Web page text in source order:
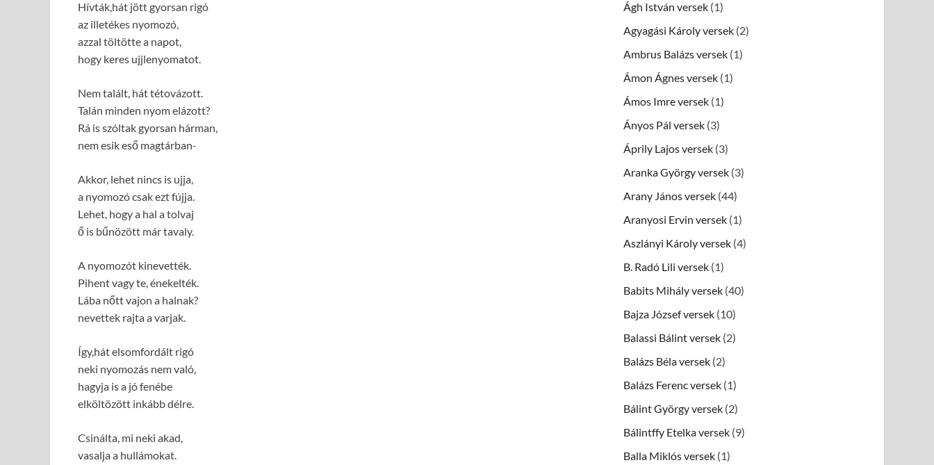
Hívták,hát jött gyorsan rigó
az illetékes nyomozó,
azzal töltötte a napot,
hogy keres ujjlenyomatot.
Nem talált, hát tétovázott.
Talán minden nyom elázott?
Rá is szóltak gyorsan hárman,
nem esik eső magtárban-
Akkor, lehet nincs is ujja,
a nyomozó csak ezt fújja.
Lehet, hogy a hal a tolvaj
ő is bűnözött már tavaly.
A nyomozót kinevették.
Pihent vagy te, énekelték.
Lába nőtt vajon a halnak?
nevettek rajta a varjak.
Így,hát elsomfordált rigó
neki nyomozás nem való,
hagyja is a jó fenébe
elköltözött inkább délre.
Csinálta, mi neki akad,
vasalja a hullámokat.
Ágh István versek (1)
Agyagási Károly versek (2)
Ambrus Balázs versek (1)
Ámon Ágnes versek (1)
Ámos Imre versek (1)
Ányos Pál versek (3)
Áprily Lajos versek (3)
Aranka György versek (3)
Arany János versek (44)
Aranyosi Ervin versek (1)
Aszlányi Károly versek (4)
B. Radó Lili versek (1)
Babits Mihály versek (40)
Bajza József versek (10)
Balassi Bálint versek (2)
Balázs Béla versek (2)
Balázs Ferenc versek (1)
Bálint György versek (2)
Bálintffy Etelka versek (9)
Balla Miklós versek (1)